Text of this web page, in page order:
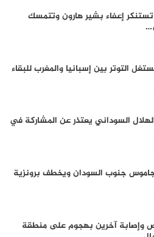
إعفاء بشير هارون وتتمسك
التوتر بين إسبانيا والمغرب للبقاء
السوداني يعتذر عن المشاركة في
جنوب السودان ويخطف برونزية
أشخاص وإصابة آخرين بهجوم على منطقة